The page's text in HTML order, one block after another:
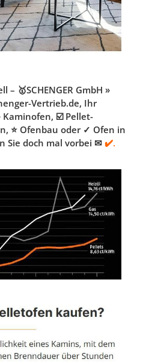
– 🥇SCHENGER GmbH »
Vertrieb.de, Ihr
☑️ Pellet-
⭐ Ofenbau oder ✓ Ofen in
Sie doch mal vorbei ✉ ✔️.